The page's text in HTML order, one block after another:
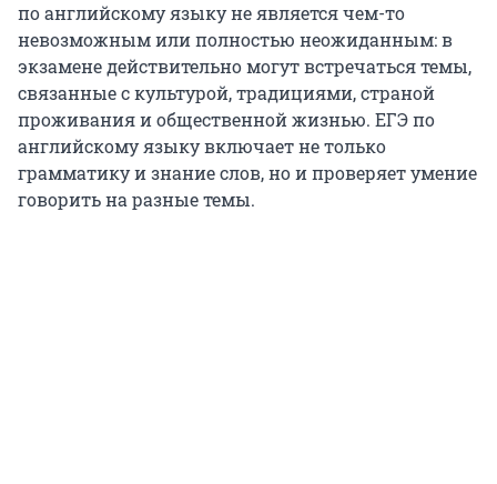
по английскому языку не является чем-то
невозможным или полностью неожиданным: в
экзамене действительно могут встречаться темы,
связанные с культурой, традициями, страной
проживания и общественной жизнью. ЕГЭ по
английскому языку включает не только
грамматику и знание слов, но и проверяет умение
говорить на разные темы.